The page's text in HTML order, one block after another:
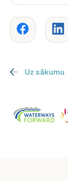
Uz sākumu